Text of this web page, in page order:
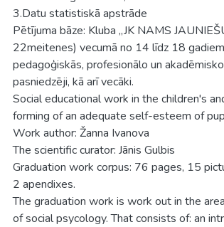
3.Datu statistiskā apstrāde
Pētījuma bāze: Kluba „JK NAMS
22meitenes) vecumā no 14 līdz 18
pedagoģiskās, profesionālo un
pasniedzēji, kā arī vecāki.
Social educational work in the children's
forming of an adequate self-esteem of
Work author: Žanna Ivanova
The scientific curator: Jānis Gulbis
Graduation work corpus: 76 pages, 15
2 apendixes.
The graduation work is work out in the
of social psycology. That consists of: an